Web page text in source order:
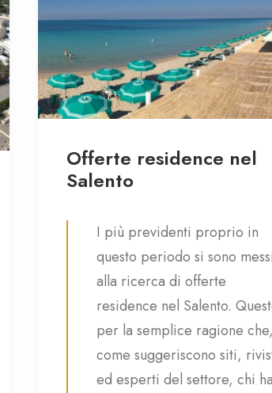
Offerte residence nel
Salento
I più previdenti proprio in
questo periodo si sono messi
alla ricerca di offerte
residence nel Salento.
per la semplice ragione che,
come suggeriscono siti,
ed esperti del settore, chi ha